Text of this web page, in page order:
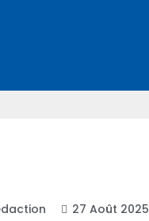
27 Août 2025